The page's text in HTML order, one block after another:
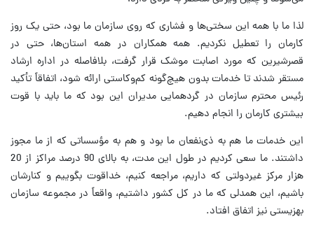
لذا ما با همه این سختی‌ها و فشاری که روی سازمان ما بود، حتی یک روز
کارمان را تعطیل نکردیم. همه همکاران در همه استان‌ها، حتی در
قصرشیرین که مورد اصابت موشک قرار گرفت، بلافاصله در اداره ارشاد
مستقر شدند تا خدمات بدون هیچ‌گونه کم‌وکاستی ارائه شود، اتفاقاً تأکید
رئیس محترم سازمان در گردهمایی مدیران این بود که ما باید با قوت
بیشتری کارمان را انجام دهیم.
این خدمات ما هم به ذی‌نفعان ما بود و هم به مؤسساتی که از ما مجوز
داشتند. ما سعی کردیم در طول این مدت، به بالای 90 درصد مراکز از 20
هزار مرکز غیردولتی که داریم، مراجعه کنیم، خداقوت بگوییم و کنارشان
باشیم، این همدلی که ما در کل کشور داشتیم، واقعاً در مجموعه سازمان
بهزیستی نیز اتفاق افتاد.